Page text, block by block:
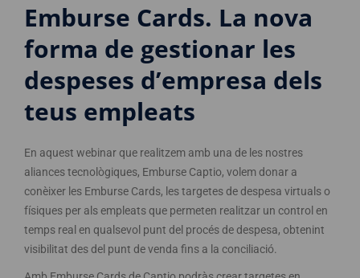
Emburse Cards. La nova
forma de gestionar les
despeses d’empresa dels
teus empleats
En aquest webinar que realitzem amb una de les nostres
aliances tecnològiques, Emburse Captio, volem donar a
conèixer les Emburse Cards, les targetes de despesa virtuals o
físiques per als empleats que permeten realitzar un control en
temps real en qualsevol punt del procés de despesa, obtenint
visibilitat des del punt de venda fins a la conciliació.